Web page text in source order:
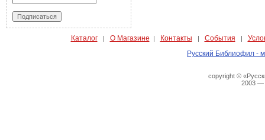
Каталог| О Магазине | Контакты | События |
Русский Библиофил -
copyright ©
2003 —